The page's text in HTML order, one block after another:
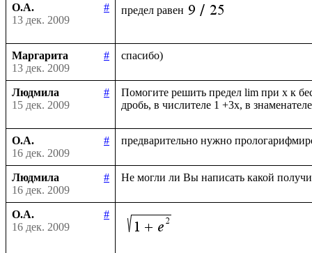
О.А.
#
13 дек. 2009
предел равен
Маргарита
#
13 дек. 2009
Людмила
#
15 дек. 2009
Помогите решить предел lim при х к
О.А.
#
16 дек. 2009
Людмила
#
16 дек. 2009
О.А.
#
16 дек. 2009